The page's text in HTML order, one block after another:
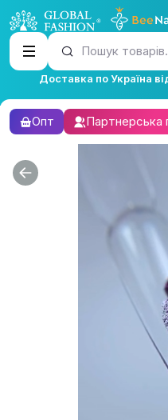
Пошук
Доставка по Україна
Опт Партнерська